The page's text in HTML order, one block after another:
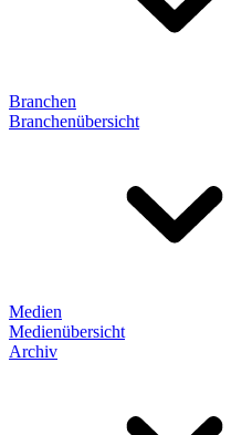
Branchen
Branchenübersicht
Medien
Medienübersicht
Archiv